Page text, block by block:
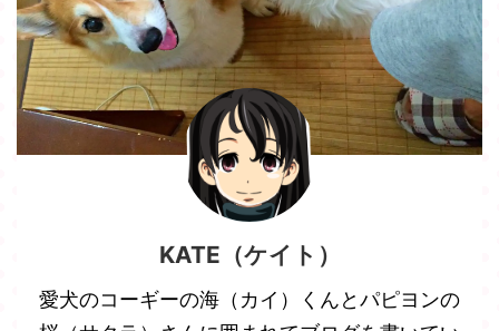
KATE（ケイト）
愛犬のコーギーの海（カイ）くんとパピヨンの